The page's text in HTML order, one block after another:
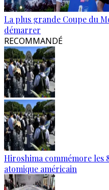
La plus grande Coupe du
démarrer
RECOMMANDÉ
Hiroshima commémore les
atomique américain